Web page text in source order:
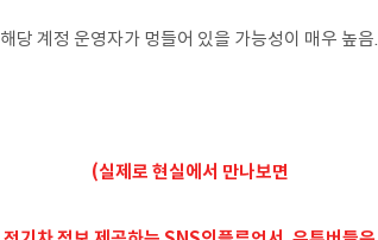
해당 계정 운영자가 멍들어 있을 가능성이 매우 높음.
(실제로 현실에서 만나보면